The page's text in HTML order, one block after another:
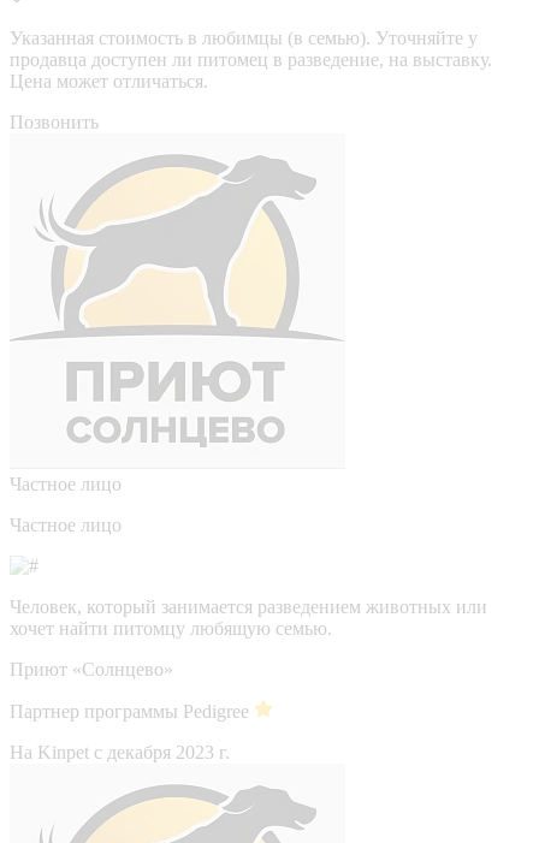
Указанная стоимость в любимцы (в семью). Уточняйте у
продавца доступен ли питомец в разведение, на выставку.
Цена может отличаться.
Позвонить
Частное лицо
Частное лицо
Человек, который занимается разведением животных или
хочет найти питомцу любящую семью.
Приют «Солнцево»
Партнер программы Pedigree
На Kinpet c декабря 2023 г.